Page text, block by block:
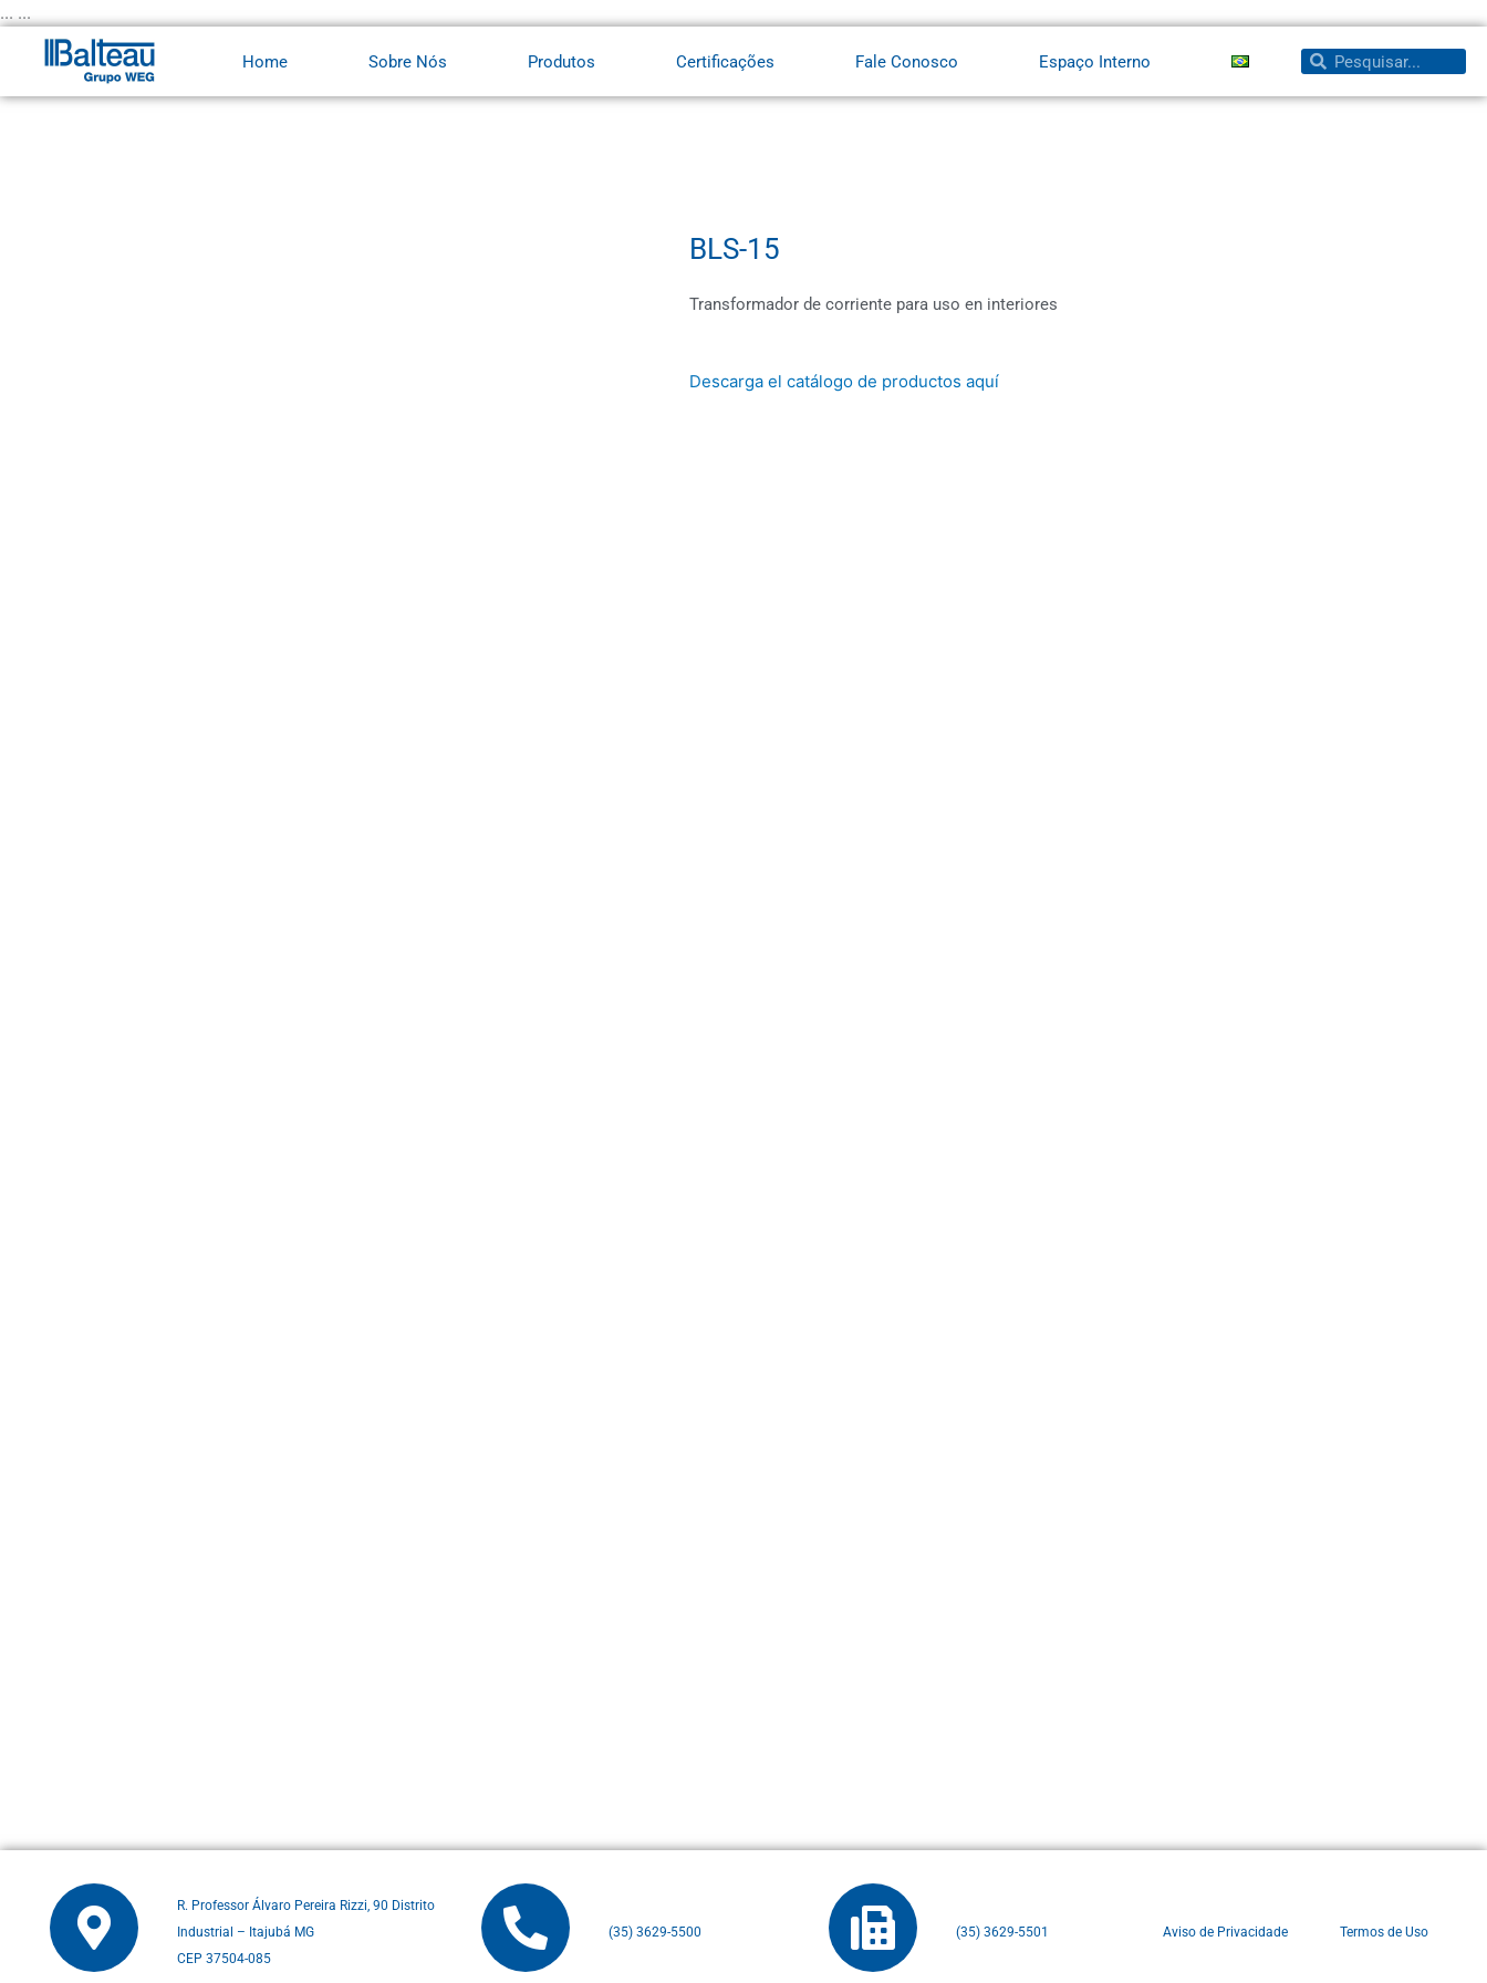
... ...
para
conteúdo
Home Sobre Nós Produtos Certificações Fale Conosco Espaço Interno Pesquisar
Pesquisar
BLS-15
Transformador de corriente para uso en interiores
Descarga el catálogo de productos aquí
R. Professor Álvaro Pereira Rizzi, 90 Distrito
Industrial – Itajubá MG
CEP 37504-085
(35) 3629-5500 (35) 3629-5501 Aviso de Privacidade Termos de Uso